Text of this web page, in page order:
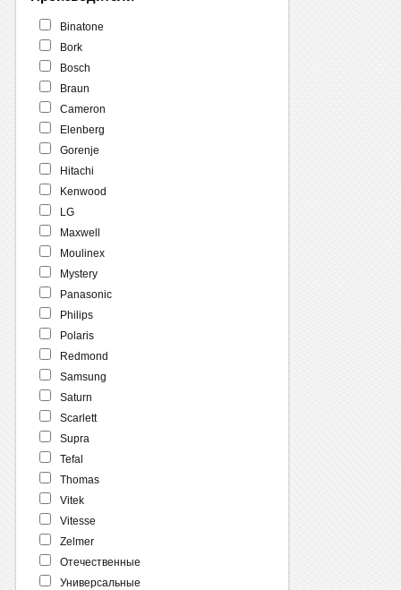
Binatone
Bork
Bosch
Braun
Cameron
Elenberg
Gorenje
Hitachi
Kenwood
LG
Maxwell
Moulinex
Mystery
Panasonic
Philips
Polaris
Redmond
Samsung
Saturn
Scarlett
Supra
Tefal
Thomas
Vitek
Vitesse
Zelmer
Отечественные
Универсальные